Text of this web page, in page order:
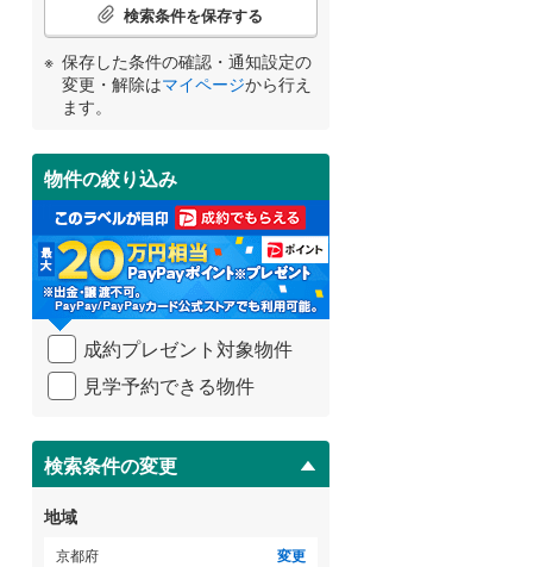
条
件
受
け
取
る
・
条
件
を
イ
ペ
ジ
に
保
存
す
る
検索条件を保存する
保存した条件の確認・通知設定の
変更・解除はマイページから行え
ます。
物件の絞り込み
成約プレゼント対象物件
見学予約できる物件
検索条件の変更
地域
京都府 変更
条件をリセットする
与謝郡伊根町(1)
条件をリセットする
条件をリセットする
条件をリセットする
条件をリセットする
条件をリセットする